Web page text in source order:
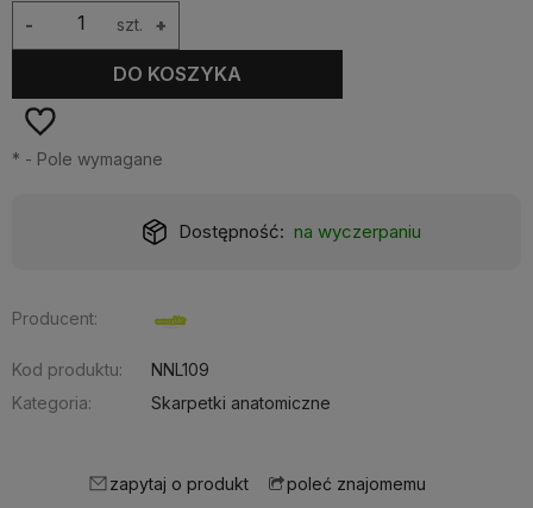
szt. +
-
DO KOSZYKA
* - Pole wymagane
Realizacja: 24 godziny
Producent:
Kod produktu:
NNL109
Kategoria:
Skarpetki anatomiczne
zapytaj o produkt poleć znajomemu